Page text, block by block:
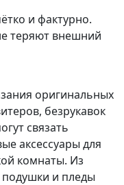
и фактурно.
теряют внешний
оригинальных
безрукавок
связать
аксессуары для
комнаты. Из
и пледы